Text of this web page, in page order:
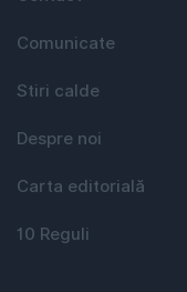
Comunicate
Stiri calde
Despre noi
Carta editorială
10 Reguli